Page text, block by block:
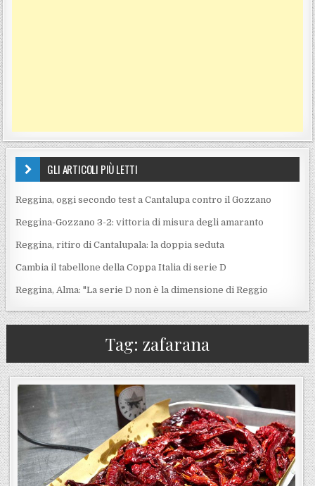
GLI ARTICOLI PIÙ LETTI
Reggina, oggi secondo test a Cantalupa contro il Gozzano
Reggina-Gozzano 3-2: vittoria di misura degli amaranto
Reggina, ritiro di Cantalupala: la doppia seduta
Cambia il tabellone della Coppa Italia di serie D
Reggina, Alma: "La serie D non è la dimensione di Reggio
Tag: zafarana